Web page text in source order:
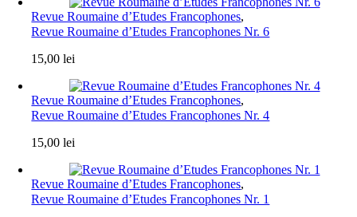
Revue Roumaine d’Etudes Francophones,
Revue Roumaine d’Etudes Francophones Nr. 6
15,00lei
Revue Roumaine d’Etudes Francophones,
Revue Roumaine d’Etudes Francophones Nr. 4
15,00lei
Revue Roumaine d’Etudes Francophones,
Revue Roumaine d’Etudes Francophones Nr. 1